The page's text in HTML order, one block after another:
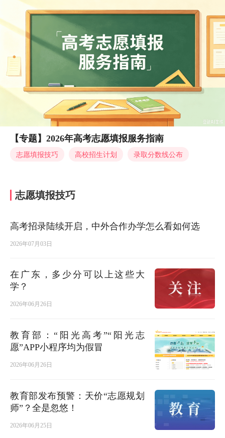
【专题】2026年高考志愿填报服务指南
志愿填报技巧 高校招生计划 录取分数线公布
志愿填报技巧
高考招录陆续开启，中外合作办学怎么看如何选
2026年07月03日
在广东，多少分可以上这些大
学？
2026年06月26日
教育部：“阳光高考”“阳光志
愿”APP小程序均为假冒
2026年06月26日
教育部发布预警：天价“志愿规划
师”？全是忽悠！
2026年06月25日